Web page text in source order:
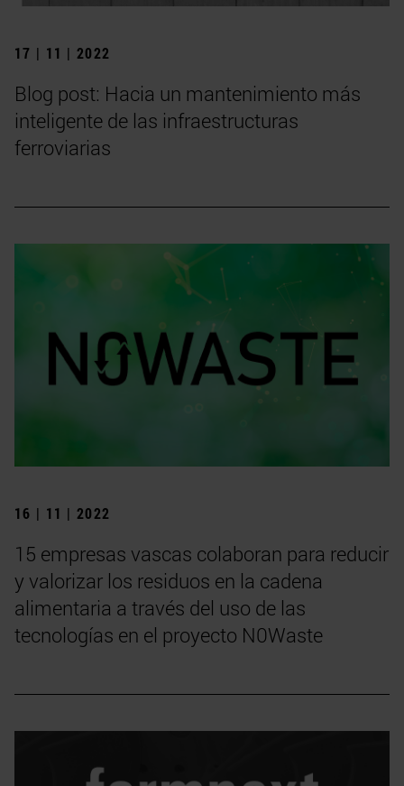
17 | 11 | 2022
Blog post: Hacia un mantenimiento más
inteligente de las infraestructuras
ferroviarias
16 | 11 | 2022
15 empresas vascas colaboran para reducir
y valorizar los residuos en la cadena
alimentaria a través del uso de las
tecnologías en el proyecto N0Waste